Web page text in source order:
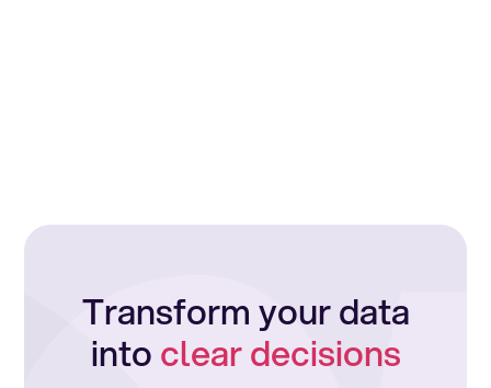
Transform your data
intoclear decisions